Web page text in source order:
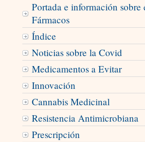
Portada e información
Fármacos
Índice
Noticias sobre la Covid
Medicamentos a Evitar
Innovación
Cannabis Medicinal
Resistencia Antimicrobiana
Prescripción